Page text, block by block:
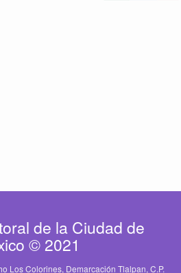
de la Ciudad de
© 2021
Los Colorines, Demarcación Tlalpan, C.P.